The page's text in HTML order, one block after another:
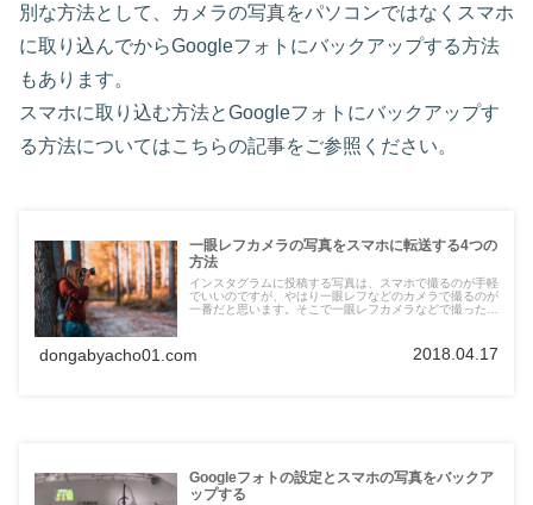
別な方法として、カメラの写真をパソコンではなくスマホ
に取り込んでからGoogleフォトにバックアップする方法
もあります。
スマホに取り込む方法とGoogleフォトにバックアップす
る方法についてはこちらの記事をご参照ください。
一眼レフカメラの写真をスマホに転送する4つの
方法
インスタグラムに投稿する写真は、スマホで撮るのが手軽
でいいのですが、やはり一眼レフなどのカメラで撮るのが
一番だと思います。そこで一眼レフカメラなどで撮った写
dongabyacho01.com 2018.04.17
Googleフォトの設定とスマホの写真をバックア
ップする